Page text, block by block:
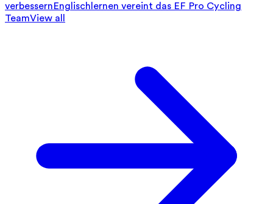
verbessernEnglischlernen vereint das EF Pro Cycling
TeamView all